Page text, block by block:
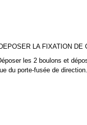
LA FIXATION DE
les 2 boulons et
du porte-fusée de direction.